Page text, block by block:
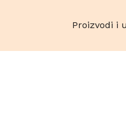
Proizvodi i